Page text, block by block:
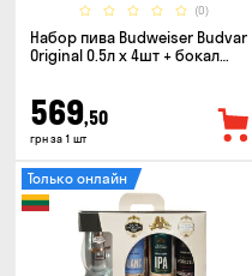
(0)
Набор пива Budweiser Budvar
Original 0.5л х 4шт + бокал
569,50
грн за 1 шт
Только онлайн